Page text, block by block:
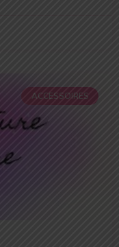
ACCESSOIRES